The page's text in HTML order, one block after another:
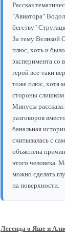
Рассказ
"Авиатора"
бегству"
За тему Великой
плюс, хоть и
эксперимента со
герой все-таки
тоже плюс, хотя
стороны слишком
Минусы
разговоров
банальная
считывалась с
объяснена
этого человека.
можно сделать
на поверхности.
Легенда о Яше и